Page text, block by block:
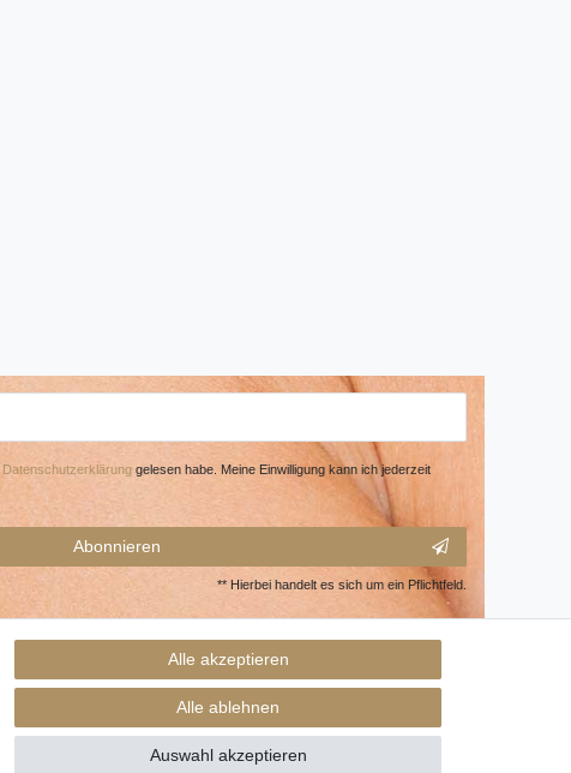
Alle akzeptieren
Alle ablehnen
Auswahl akzeptieren
Daten­schutz­erklärunggelesen habe. Meine Einwilligung kann ich jederzeit
Abonnieren
** Hierbei handelt es sich um ein Pflichtfeld.